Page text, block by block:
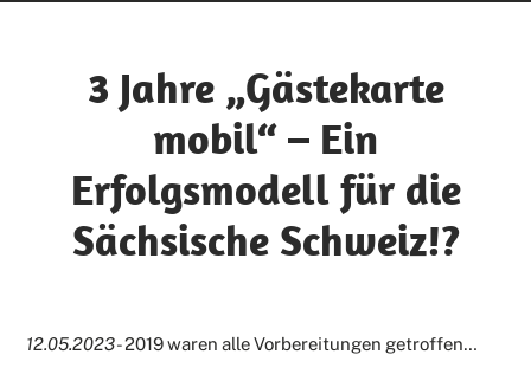
3 Jahre „Gästekarte
mobil“ – Ein
Erfolgsmodell für die
Sächsische Schweiz!?
12.05.2023- 2019 waren alle Vorbereitungen getroffen…